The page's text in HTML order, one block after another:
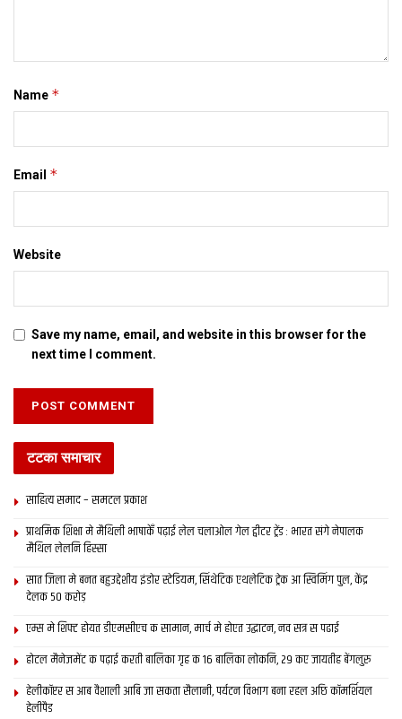
Name *
Email *
Website
Save my name, email, and website in this browser for the
next time I comment.
टटका समाचार
साहित्य समाद – समटल प्रकाश
प्राथमिक शि‍क्षा मे मैथि‍ली भाषाकेँ पढ़ाई लेल चलाओल गेल ट्वीटर ट्रेंड : भारत संगे नेपालक
मैथिल लेलनि हिस्सा
सात जिला मे बनत बहुउद्देशीय इंडोर स्‍टेडि‍यम, सिंथेटिक एथलेटिक ट्रेक आ स्विमिंग पुल, केंद्र
देलक 50 करोड़
एम्स मे शिफ्ट होयत डीएमसीएच क सामान, मार्च मे होएत उद्घाटन, नव सत्र स पढाई
होटल मैनेजमेंट क पढ़ाई करती बालिका गृह क 16 बालिका लोकनि, 29 कए जायतीह बेंगलुरु
हेलीकॉप्टर स आब वैशाली आबि जा सकता सैलानी, पर्यटन विभाग बना रहल अछि कॉमर्शियल
हेलीपैड